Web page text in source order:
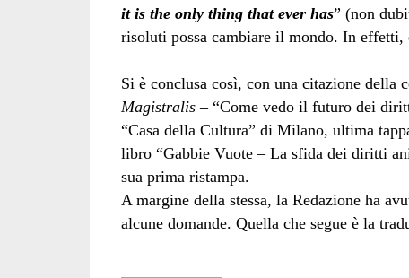
italia</span>
it is the only thing that ever has” (non
risoluti possa cambiare il mondo. In effetti,
Si è conclusa così, con una citazione della
Magistralis– “Come vedo il futuro dei
“Casa della Cultura” di Milano, ultima
libro “Gabbie Vuote – La sfida dei diritti
sua prima ristampa.
A margine della stessa, la Redazione ha
alcune domande. Quella che segue è la